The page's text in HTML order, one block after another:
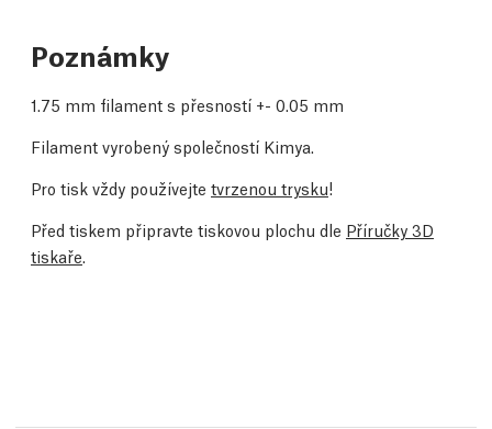
Poznámky
1.75 mm filament s přesností +- 0.05 mm
Filament vyrobený společností Kimya.
Pro tisk vždy používejte tvrzenou trysku!
Před tiskem připravte tiskovou plochu dle Příručky 3D
tiskaře